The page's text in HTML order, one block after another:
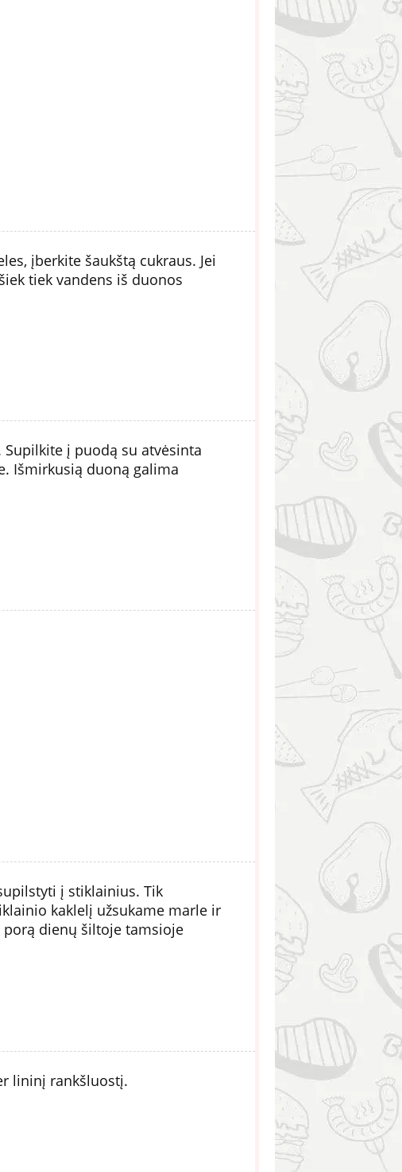
įberkite šaukštą cukraus. Jei
tiek vandens iš duonos
į puodą su atvėsinta
Išmirkusią duoną galima
į stiklainius. Tik
kaklelį užsukame marle ir
dienų šiltoje tamsioje
lininį rankšluostį.